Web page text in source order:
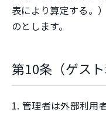
表により算定する。
のとします。
第10条（ゲス
1. 管理者は外部利用